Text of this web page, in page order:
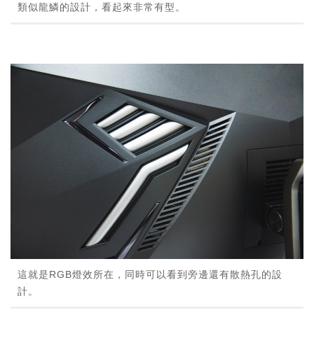
類似龍鱗的設計，看起來非常有型。
這就是RGB燈效所在，同時可以看到旁邊還有散熱孔的設
計。